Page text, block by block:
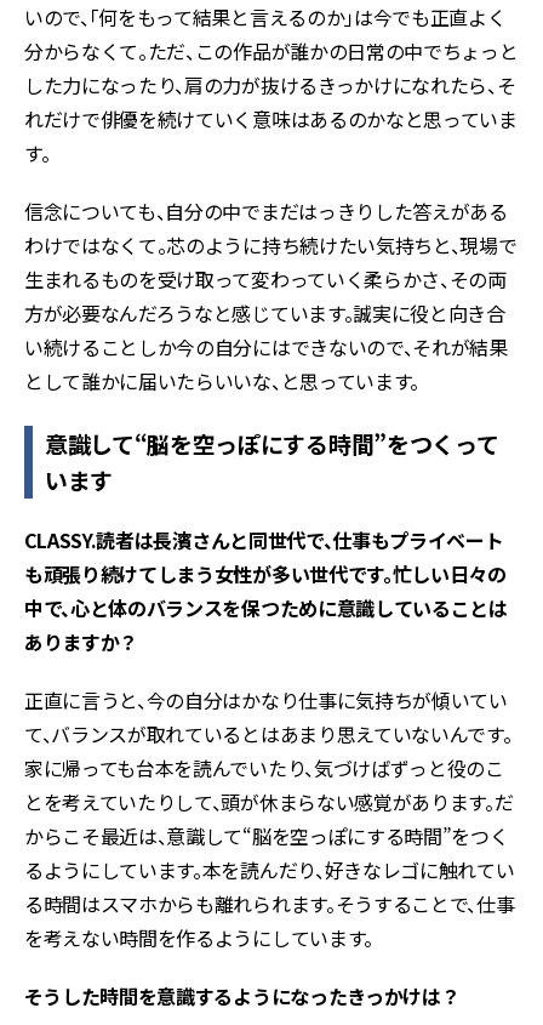
いので、「何をもって結果と言えるのか」は今でも正直よく
分からなくて。ただ、この作品が誰かの日常の中でちょっと
した力になったり、肩の力が抜けるきっかけになれたら、そ
れだけで俳優を続けていく意味はあるのかなと思っていま
す。
信念についても、自分の中でまだはっきりした答えがある
わけではなくて。芯のように持ち続けたい気持ちと、現場で
生まれるものを受け取って変わっていく柔らかさ、その両
方が必要なんだろうなと感じています。誠実に役と向き合
い続けることしか今の自分にはできないので、それが結果
として誰かに届いたらいいな、と思っています。
意識して“脳を空っぽにする時間”をつくって
います
――CLASSY.読者は長濱さんと同世代で、仕事もプライベート
も頑張り続けてしまう女性が多い世代です。忙しい日々の
中で、心と体のバランスを保つために意識していることは
ありますか？
正直に言うと、今の自分はかなり仕事に気持ちが傾いてい
て、バランスが取れているとはあまり思えていないんです。
家に帰っても台本を読んでいたり、気づけばずっと役のこ
とを考えていたりして、頭が休まらない感覚があります。だ
からこそ最近は、意識して“脳を空っぽにする時間”をつく
るようにしています。本を読んだり、好きなレゴに触れてい
る時間はスマホからも離れられます。そうすることで、仕事
を考えない時間を作るようにしています。
――そうした時間を意識するようになったきっかけは？